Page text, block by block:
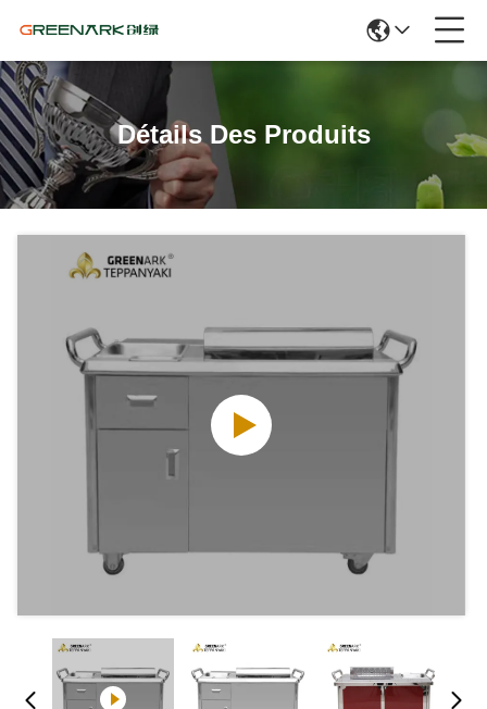
Détails Des Produits